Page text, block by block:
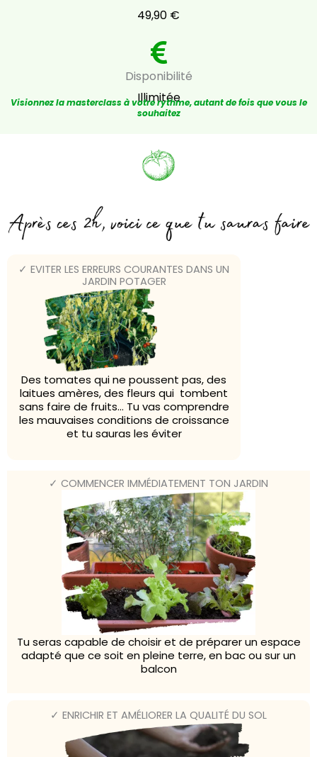
49,90 €
Disponibilité
Illimitée
Visionnez la masterclass à votre rythme, autant de fois que vous le
souhaitez
✓ EVITER LES ERREURS COURANTES DANS UN
JARDIN POTAGER
Des tomates qui ne poussent pas, des
laitues amères, des fleurs qui tombent
sans faire de fruits… Tu vas comprendre
les mauvaises conditions de croissance
et tu sauras les éviter
✓ COMMENCER IMMÉDIATEMENT TON JARDIN
Tu seras capable de choisir et de préparer un espace
adapté que ce soit en pleine terre, en bac ou sur un
balcon
✓ ENRICHIR ET AMÉLIORER LA QUALITÉ DU SOL